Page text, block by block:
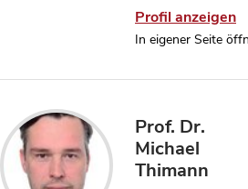
Profil anzeigen
In eigener Seite
Prof. Dr.
Michael
Thimann